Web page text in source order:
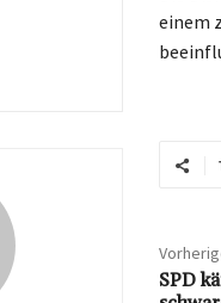
einem
SPD